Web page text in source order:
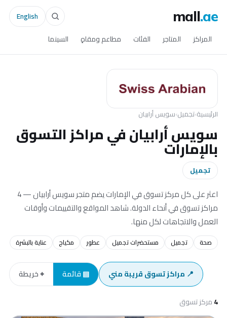
mall.ae
المراكز المتاجر الفئات مطاعم ومقاهٍ السينما
English
الرئيسية›تجميل›سويس أرابيان
سويس أرابيان في مراكز التسوق
بالإمارات
تجميل
اعثر على كل مركز تسوق في الإمارات يضم متجر سويس أرابيان — 4
مراكز تسوق في أنحاء الدولة. شاهد المواقع والتقييمات وأوقات
العمل والاتجاهات لكل منها.
صحة تجميل مستحضرات تجميل عطور مكياج عناية بالبشرة
📍 مراكز تسوق قريبة مني ▤ قائمة ⌖ خريطة
4مركز تسوق